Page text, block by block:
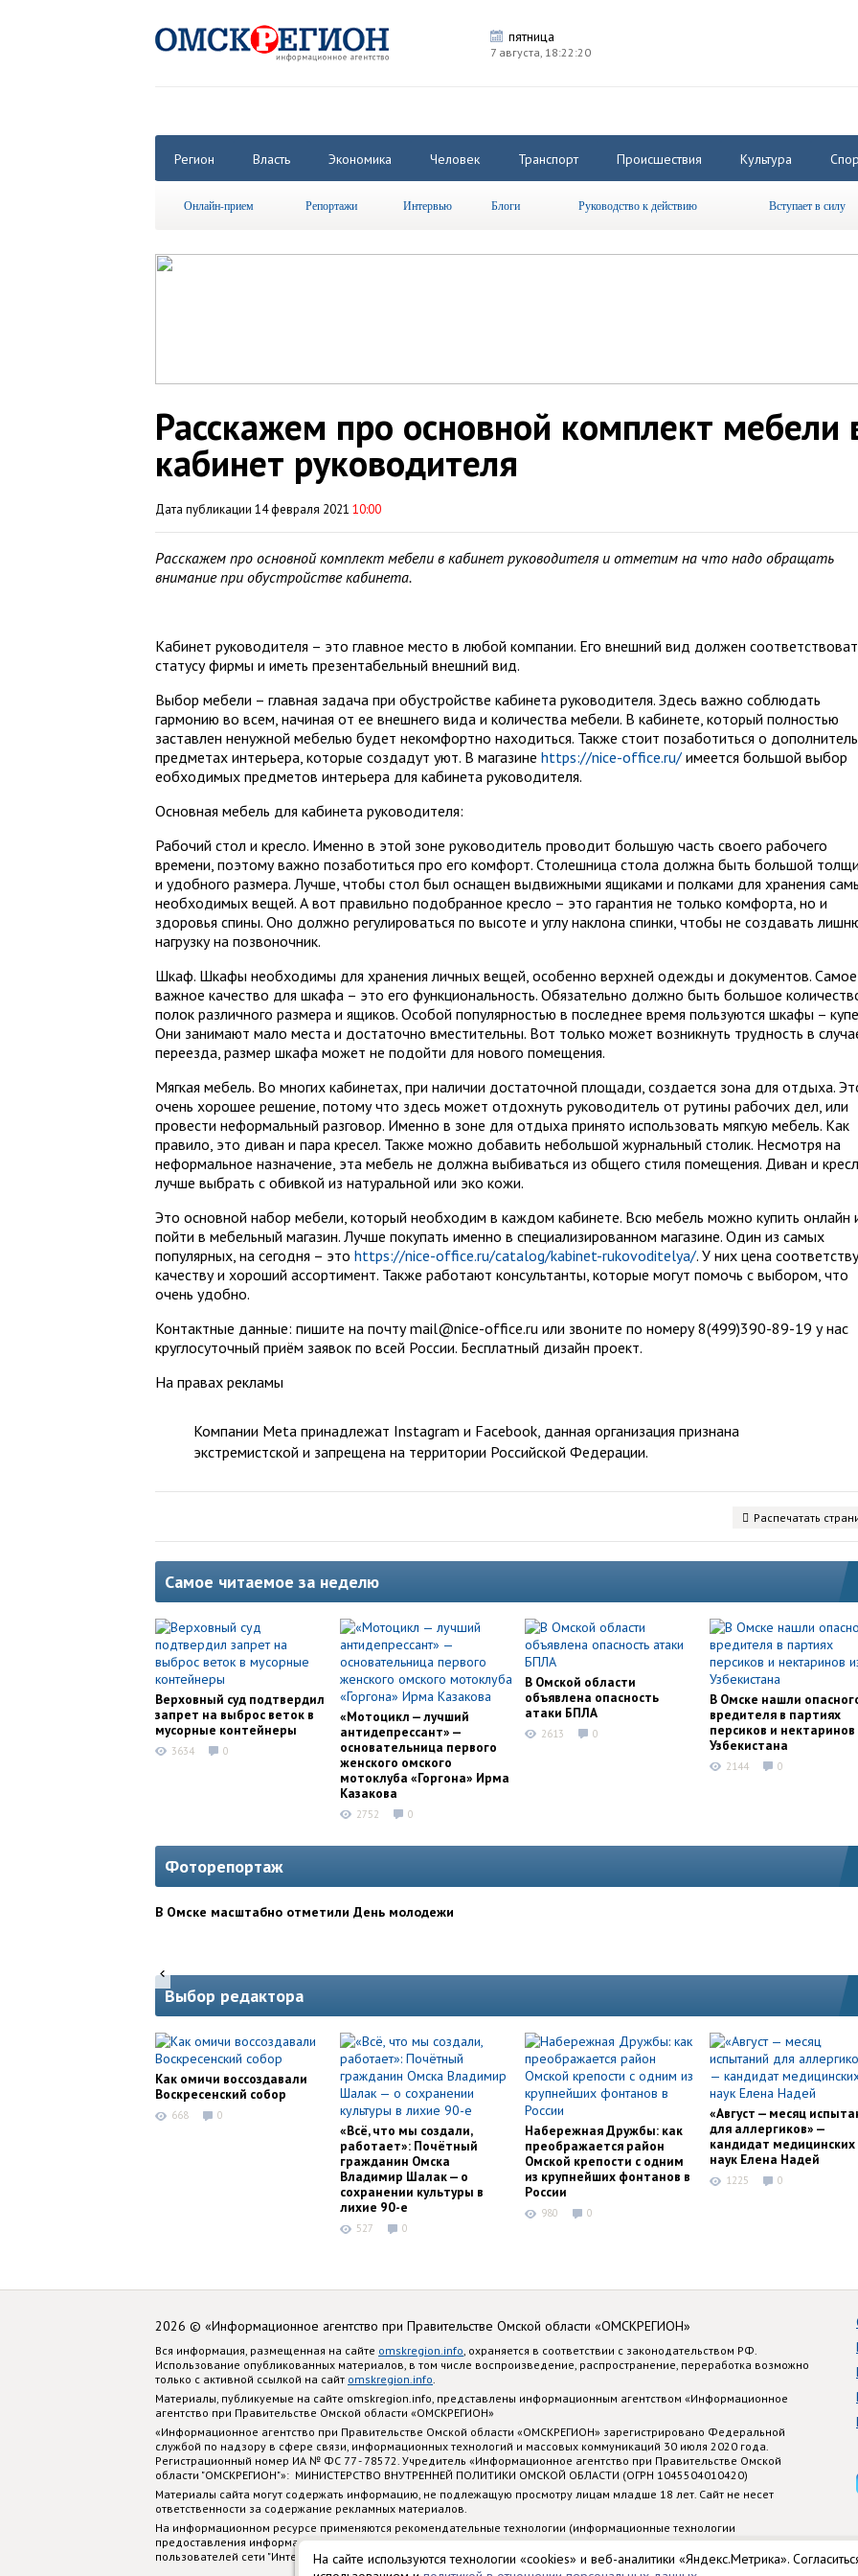
На сайте используются технологии «cookies» и веб-аналитики «Яндекс.Метрика».
пятница
7 августа, 18:22:21
Регион Власть Экономика Человек Транспорт Происшествия Культура
Онлайн-прием Репортажи Интервью Блоги Руководство к действию Вступает в силу
Расскажем про основной комплект мебели
кабинет руководителя
Дата публикации 14 февраля 2021 10:00
Расскажем про основной комплект мебели в кабинет руководителя и отметим на что надо обращать
внимание при обустройстве кабинета.
Кабинет руководителя – это главное место в любой компании. Его внешний вид должен
статусу фирмы и иметь презентабельный внешний вид.
Выбор мебели – главная задача при обустройстве кабинета руководителя. Здесь важно соблюдать
гармонию во всем, начиная от ее внешнего вида и количества мебели. В кабинете, который полностью
заставлен ненужной мебелью будет некомфортно находиться. Также стоит позаботиться о
предметах интерьера, которые создадут уют. В магазине https://nice-office.ru/ имеется большой выбор
еобходимых предметов интерьера для кабинета руководителя.
Основная мебель для кабинета руководителя:
Рабочий стол и кресло. Именно в этой зоне руководитель проводит большую часть своего рабочего
времени, поэтому важно позаботиться про его комфорт. Столешница стола должна быть большой
и удобного размера. Лучше, чтобы стол был оснащен выдвижными ящиками и полками для хранения
необходимых вещей. А вот правильно подобранное кресло – это гарантия не только комфорта, но и
здоровья спины. Оно должно регулироваться по высоте и углу наклона спинки, чтобы не создавать
нагрузку на позвоночник.
Шкаф. Шкафы необходимы для хранения личных вещей, особенно верхней одежды и документов. Самое
важное качество для шкафа – это его функциональность. Обязательно должно быть большое
полок различного размера и ящиков. Особой популярностью в последнее время пользуются шкафы –
Они занимают мало места и достаточно вместительны. Вот только может возникнуть трудность в
переезда, размер шкафа может не подойти для нового помещения.
Мягкая мебель. Во многих кабинетах, при наличии достаточной площади, создается зона для отдыха.
очень хорошее решение, потому что здесь может отдохнуть руководитель от рутины рабочих дел, или
провести неформальный разговор. Именно в зоне для отдыха принято использовать мягкую мебель. Как
правило, это диван и пара кресел. Также можно добавить небольшой журнальный столик. Несмотря на
неформальное назначение, эта мебель не должна выбиваться из общего стиля помещения. Диван и
лучше выбрать с обивкой из натуральной или эко кожи.
Это основной набор мебели, который необходим в каждом кабинете. Всю мебель можно купить онлайн
пойти в мебельный магазин. Лучше покупать именно в специализированном магазине. Один из самых
популярных, на сегодня – это https://nice-office.ru/catalog/kabinet-rukovoditelya/. У них цена
качеству и хороший ассортимент. Также работают консультанты, которые могут помочь с выбором, что
очень удобно.
Контактные данные: пишите на почту mail@nice-office.ru или звоните по номеру 8(499)390-89-19 у нас
круглосуточный приём заявок по всей России. Бесплатный дизайн проект.
На правах рекламы
Компании Meta принадлежат Instagram и Facebook, данная организация признана
экстремистской и запрещена на территории Российской Федерации.
Распечатать
Самое читаемое за неделю
Верховный суд подтвердил
запрет на выброс веток в
мусорные контейнеры
3634 0
«Мотоцикл — лучший
антидепрессант» —
основательница первого
женского омского
мотоклуба «Горгона» Ирма
Казакова
2752 0
В Омской области
объявлена опасность
атаки БПЛА
2613 0
В Омске нашли
вредителя в партиях
персиков и нектаринов
Узбекистана
2144 0
Фоторепортаж
В Омске масштабно отметили День молодежи
Выбор редактора
Как омичи воссоздавали
Воскресенский собор
668 0
«Всё, что мы создали,
работает»: Почётный
гражданин Омска
Владимир Шалак — о
сохранении культуры в
лихие 90-е
527 0
Набережная Дружбы: как
преображается район
Омской крепости с одним
из крупнейших фонтанов в
России
980 0
«Август — месяц
для аллергиков» —
кандидат медицинских
наук Елена Надей
1225 0
2026 © «Информационное агентство при Правительстве Омской области «ОМСКРЕГИОН»
Вся информация, размещенная на сайте omskregion.info , охраняется в соответствии с законодательством РФ.
Использование опубликованных материалов, в том числе воспроизведение, распространение, переработка возможно
только с активной ссылкой на сайт omskregion.info
Материалы, публикуемые на сайте omskregion.info, представлены информационным агентством «Информационное
агентство при Правительстве Омской области «ОМСКРЕГИОН»
«Информационное агентство при Правительстве Омской области «ОМСКРЕГИОН» зарегистрировано Федеральной
службой по надзору в сфере связи, информационных технологий и массовых коммуникаций 30 июля 2020 года.
Регистрационный номер ИА № ФС 77 - 78572. Учредитель «Информационное агентство при Правительстве Омской
области "ОМСКРЕГИОН"»: МИНИСТЕРСТВО ВНУТРЕННЕЙ ПОЛИТИКИ ОМСКОЙ ОБЛАСТИ (ОГРН 1045504010420)
Материалы сайта могут содержать информацию, не подлежащую просмотру лицам младше 18 лет. Сайт не несет
ответственности за содержание рекламных материалов.
На информационном ресурсе применяются рекомендательные технологии (информационные технологии
предоставления информации на основе сбора, систематизации и анализа сведений, относящихся к предпочтениям
пользователей сети "Интернет", находящихся на территории Российской Федерации)